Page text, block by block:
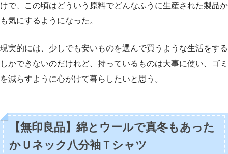
けで、この頃はどういう原料でどんなふうに生産された製品か
も気にするようになった。
現実的には、少しでも安いものを選んで買うような生活をする
しかできないのだけれど、持っているものは大事に使い、ゴミ
を減らすように心がけて暮らしたいと思う。
【無印良品】綿とウールで真冬もあった
かＵネック八分袖Ｔシャツ